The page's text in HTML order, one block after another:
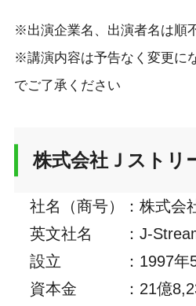
※出演企業名、出演者名は順
※講演内容は予告なく変更に
でご了承ください
株式会社Ｊストリ
社名（商号） ： 株式会
英文社名
： J-
設立
： 1997年
資本金
： 21億